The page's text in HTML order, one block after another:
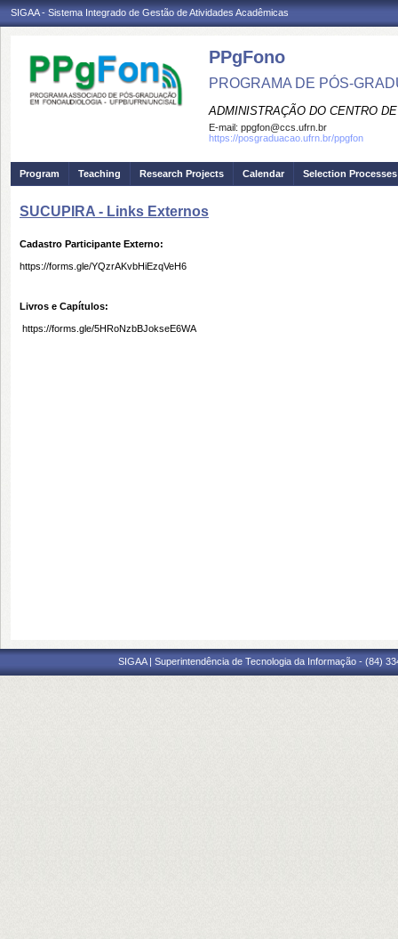
SIGAA - Sistema Integrado de Gestão de Atividades Acadêmicas
PPgFono
PROGRAMA DE PÓS-
ADMINISTRAÇÃO DO CENTRO
E-mail: ppgfon@ccs.ufrn.br
https://posgraduacao.ufrn.br/ppgfon
Program Teaching Research Projects Calendar Selection Processes
SUCUPIRA - Links Externos
Cadastro Participante Externo:
https://forms.gle/YQzrAKvbHiEzqVeH6
Livros e Capítulos:
https://forms.gle/5HRoNzbBJokseE6WA
SIGAA | Superintendência de Tecnologia da Informação - (84)